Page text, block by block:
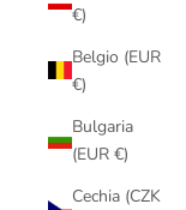
€)
Belgio (EUR
€)
Bulgaria
(EUR €)
Cechia (CZK